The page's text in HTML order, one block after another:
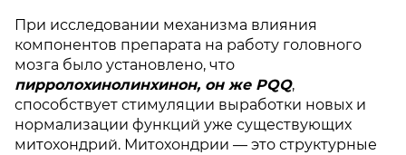
При исследовании механизма влияния
компонентов препарата на работу головного
мозга было установлено, что
пирролохинолинхинон, он же PQQ,
способствует стимуляции выработки новых и
нормализации функций уже существующих
митохондрий. Митохондрии — это структурные